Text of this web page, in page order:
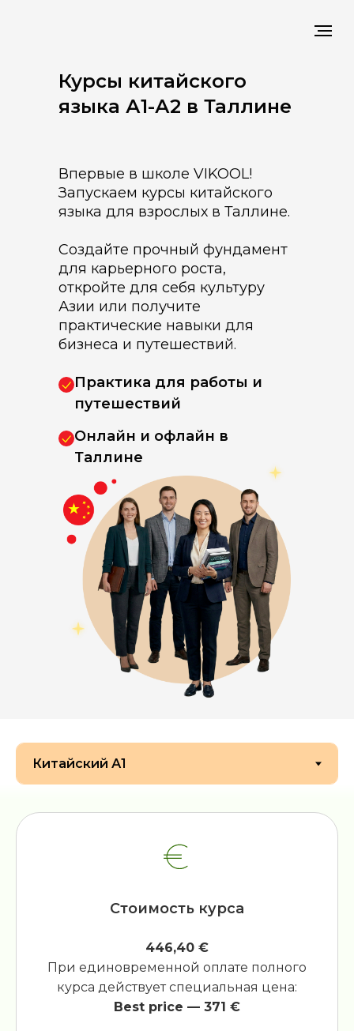
Курсы китайского
языка А1-А2 в Таллине
Впервые в школе VIKOOL!
Запускаем курсы китайского
языка для взрослых в Таллине.
Создайте прочный фундамент
для карьерного роста,
откройте для себя культуру
Азии или получите
практические навыки для
бизнеса и путешествий.
Онлайн и офлайн в
Таллине
Практика для работы и
путешествий
Стоимость курса
446,40 €
При единовременной оплате полного
курса действует специальная цена:
Best price — 371 €